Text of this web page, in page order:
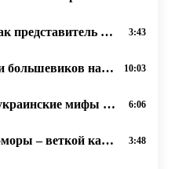
ч.34 “Марков, как представитель Руського Міра Галичины и Киева“ 01.11.2020 прот. Димитрий Сидор 3:43
ч.35 “Суд чехов и большевиков над русином Андреем Бродием“ 02.11.2020 прот. Димитрий Сидор 10:03
ч.36 “Советско-украинские мифы об освобождении Ужгорода“ 03.11.2020 прот. Димитрий Сидор 6:06
ч.37 “Суть ли поморы – веткой карпато-русинского народа؟“ 04.11.2020 прот. Димитрий Сидор 3:48